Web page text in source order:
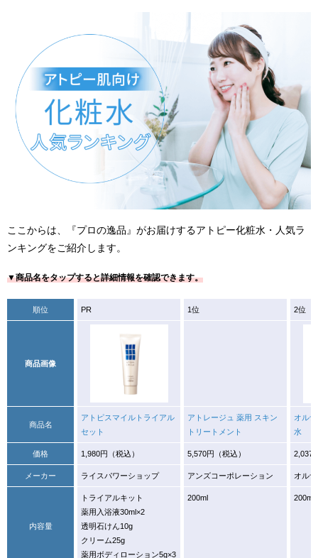
ここからは、『プロの逸品』がお届けするアトピー化粧水・人気ラ
ンキングをご紹介します。
▼商品名をタップすると詳細情報を確認できます。
順位 PR 1位 2位
商品画像
商品名
アトピスマイルトライアル
セット
アトレージュ 薬用 スキン
トリートメント
オル
水
価格 1,980円（税込） 5,570円（税込） 2,037
メーカー ライスパワーショップ アンズコーポレーション オル
内容量
トライアルキット
薬用入浴液30ml×2
透明石けん10g
クリーム25g
薬用ボディローション5g×3
200ml 200ml